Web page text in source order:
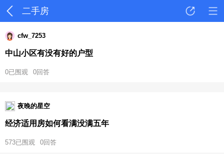
二手房
cfw_7253
中山小区有没有好的户型
0已围观 0回答
夜晚的星空
经济适用房如何看满没满五年
573已围观 0回答